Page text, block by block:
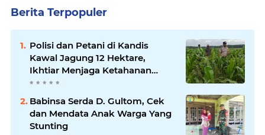
Berita Terpopuler
Polisi dan Petani di Kandis
Kawal Jagung 12 Hektare,
Ikhtiar Menjaga Ketahanan
Pangan
Babinsa Serda D. Gultom, Cek
dan Mendata Anak Warga Yang
Stunting